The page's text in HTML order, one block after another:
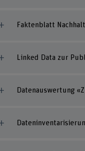
Faktenblatt
Linked Data zur
Datenauswertung